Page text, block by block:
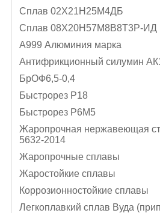
Cплав 02Х21Н25М4ДБ
Cплав 08Х20Н57М8В8Т3Р-ИД
А999 Алюминия марка
Антифрикционный силумин
БрОФ6,5-0,4
Быстрорез Р18
Быстрорез Р6М5
Жаропрочная нержавеющая
5632-2014
Жаропрочные сплавы
Жаростойкие сплавы
Коррозионностойкие сплавы
Легкоплавкий сплав Вуда